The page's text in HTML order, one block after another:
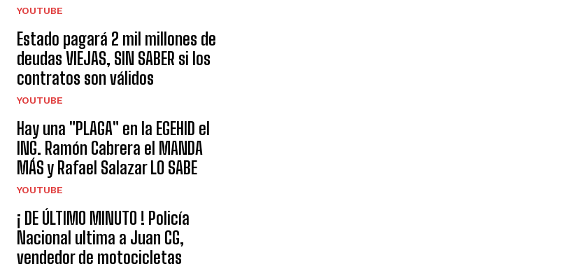
YOUTUBE
Estado pagará 2 mil millones de
deudas VIEJAS, SIN SABER si los
contratos son válidos
YOUTUBE
Hay una "PLAGA" en la EGEHID el
ING. Ramón Cabrera el MANDA
MÁS y Rafael Salazar LO SABE
YOUTUBE
¡ DE ÚLTIMO MINUTO ! Policía
Nacional ultima a Juan CG,
vendedor de motocicletas